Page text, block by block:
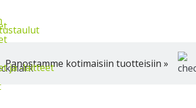
ja -laitteet
Panostamme kotimaisiin tuotteisiin »